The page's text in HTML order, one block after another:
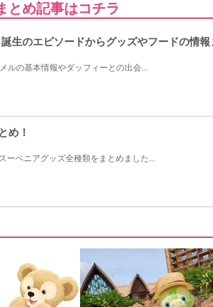
とめ記事はコチラ
生のエピソードからグッズやフードの情報
ルの基本情報やダッフィーとの出会...
め！
ーベニアグッズ全種類をまとめました...